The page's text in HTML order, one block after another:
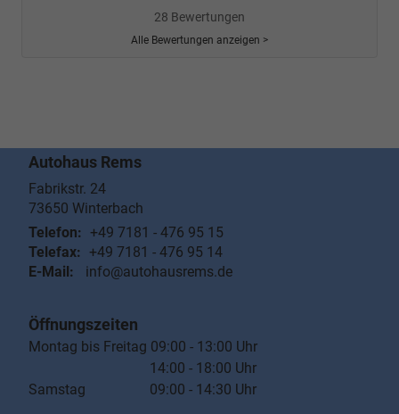
28 Bewertungen
Alle Bewertungen anzeigen >
Autohaus Rems
Fabrikstr. 24
73650 Winterbach
Telefon: +49 7181 - 476 95 15
Telefax: +49 7181 - 476 95 14
E-Mail:
info@autohausrems.de
Öffnungszeiten
Montag bis Freitag 09:00 - 13:00 Uhr
14:00 - 18:00 Uhr
Samstag 09:00 - 14:30 Uhr